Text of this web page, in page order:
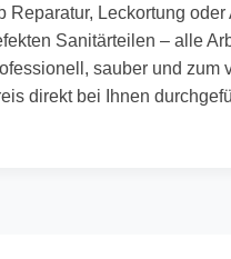
Reparatur, Leckortung oder
Sanitärteilen – alle
sauber und zum
direkt bei Ihnen